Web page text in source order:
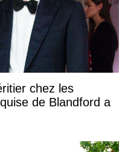
chez les
de Blandford a